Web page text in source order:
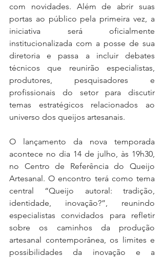
com novidades. Além de abrir suas
portas ao público pela primeira vez, a
iniciativa será oficialmente
institucionalizada com a posse de sua
diretoria e passa a incluir debates
técnicos que reunirão especialistas,
produtores, pesquisadores e
profissionais do setor para discutir
temas estratégicos relacionados ao
universo dos queijos artesanais.
O lançamento da nova temporada
acontece no dia 14 de julho, às 19h30,
no Centro de Referência do Queijo
Artesanal. O encontro terá como tema
central “Queijo autoral: tradição,
identidade, inovação?”, reunindo
especialistas convidados para refletir
sobre os caminhos da produção
artesanal contemporânea, os limites e
possibilidades da inovação e a